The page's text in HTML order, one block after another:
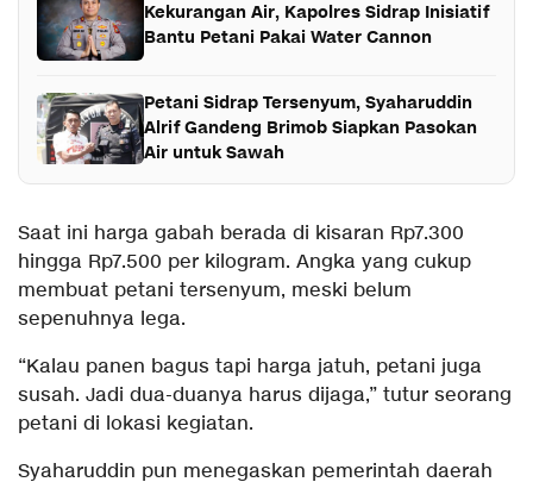
Kekurangan Air, Kapolres Sidrap Inisiatif
Bantu Petani Pakai Water Cannon
Petani Sidrap Tersenyum, Syaharuddin
Alrif Gandeng Brimob Siapkan Pasokan
Air untuk Sawah
Saat ini harga gabah berada di kisaran Rp7.300
hingga Rp7.500 per kilogram. Angka yang cukup
membuat petani tersenyum, meski belum
sepenuhnya lega.
“Kalau panen bagus tapi harga jatuh, petani juga
susah. Jadi dua-duanya harus dijaga,” tutur seorang
petani di lokasi kegiatan.
Syaharuddin pun menegaskan pemerintah daerah